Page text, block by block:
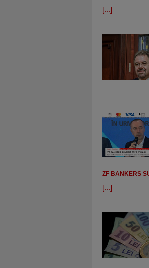
[...]
ZF BANKERS
[...]